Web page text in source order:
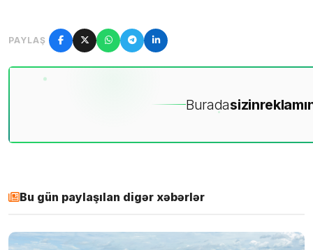
PAYLAŞ
Buradasizin
Bu gün paylaşılan digər xəbərlər